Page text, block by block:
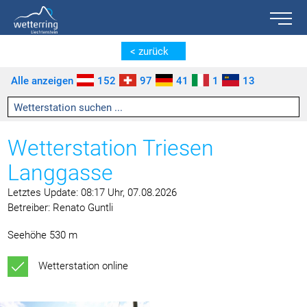
Zum Inhalt springen [AK + 0]
Zum linken senkrechten Seitenmenü springen [AK + 1]
Zum rechten senkrechten Seitenmenü springen [AK + 2]
Zu den Inhalten im Fußbereich springen [AK + 3]
Toggle
< zurück
Alle anzeigen 152 97 41 1 13
Wetterstation Triesen
Langgasse
Letztes Update: 08:17 Uhr, 07.08.2026
Betreiber: Renato Guntli
Seehöhe 530 m
Wetterstation online